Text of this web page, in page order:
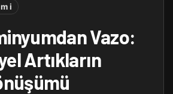
Vazo:
Artıkların